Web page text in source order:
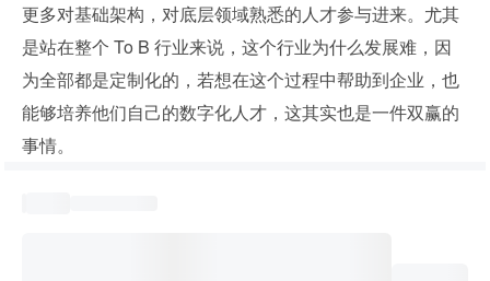
更多对基础架构，对底层领域熟悉的人才参与进来。尤其
是站在整个 To B 行业来说，这个行业为什么发展难，因
为全部都是定制化的，若想在这个过程中帮助到企业，也
能够培养他们自己的数字化人才，这其实也是一件双赢的
事情。